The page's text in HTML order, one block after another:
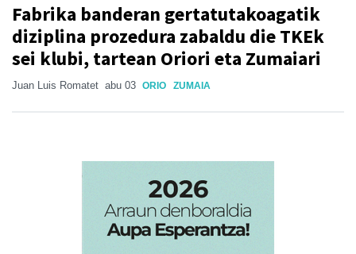
Fabrika banderan gertatutakoagatik
diziplina prozedura zabaldu die TKEk
sei klubi, tartean Oriori eta Zumaiari
Juan Luis Romatet abu 03 ORIO ZUMAIA